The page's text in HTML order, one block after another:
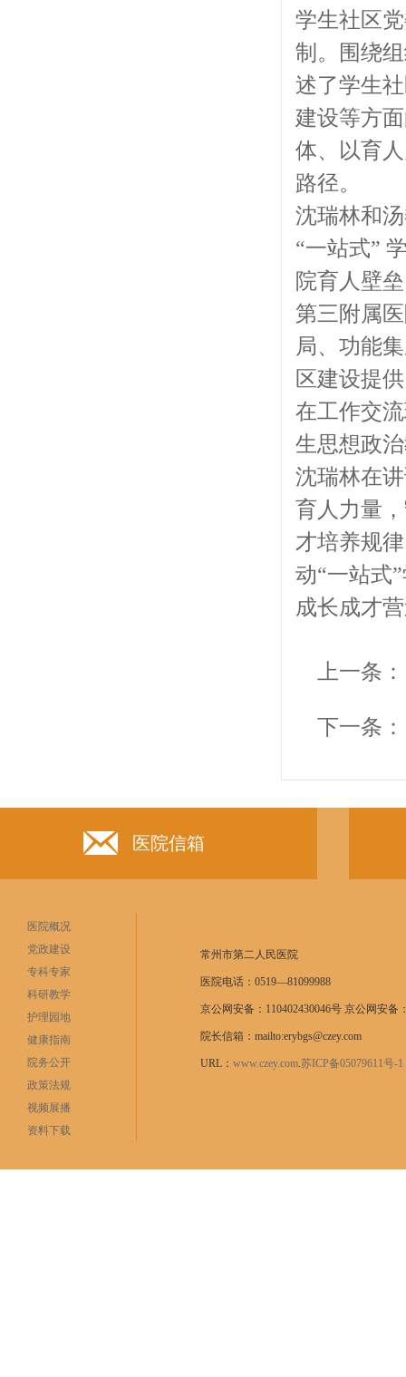
学生社区
制。围绕
述了学生
建设等方
体、以育
路径。
沈瑞林和
“一站式”
院育人壁
第三附属
局、功能
区建设提
在工作交
生思想政
沈瑞林在
育人力量
才培养规
动“一站式
成长成才
上一条：
下一条：
医院信箱
医院概况
党政建设
专科专家
科研教学
护理园地
健康指南
院务公开
政策法规
视频展播
资料下载
常州市第二人民医院
医院电话：0519—81099988
京公网安备：110402430046号 京公网安备
院长信箱：mailto:erybgs@czey.com
URL： www.czey.com.苏ICP备05079611号-